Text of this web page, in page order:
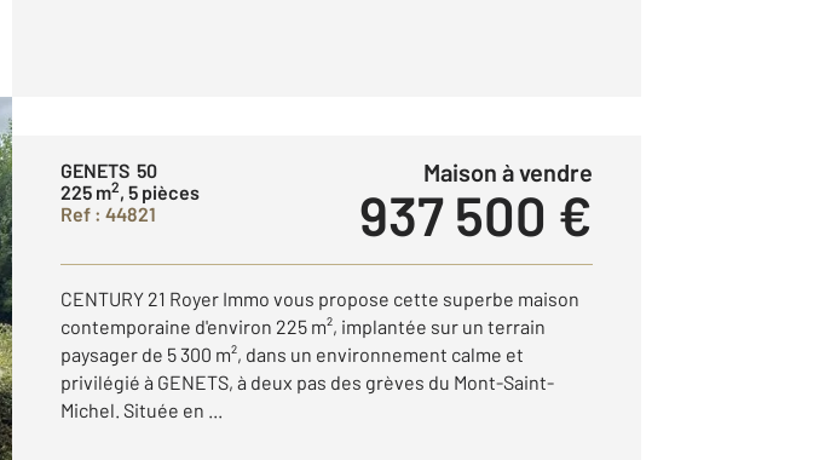
GENETS 50
225 m2, 5 pièces
Ref : 44821
Maison à vendre
937 500 €
CENTURY 21 Royer Immo vous propose cette superbe maison
contemporaine d'environ 225 m², implantée sur un terrain
paysager de 5 300 m², dans un environnement calme et
privilégié à GENETS, à deux pas des grèves du Mont-Saint-
Michel. Située en ...